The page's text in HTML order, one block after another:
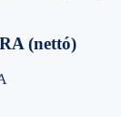
(nettó)